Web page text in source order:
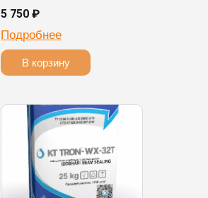
5 750 ₽
Подробнее
В корзину